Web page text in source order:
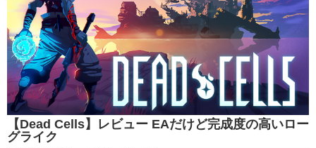
【Dead Cells】レビュー EAだけど完成度の高いロー
グライク